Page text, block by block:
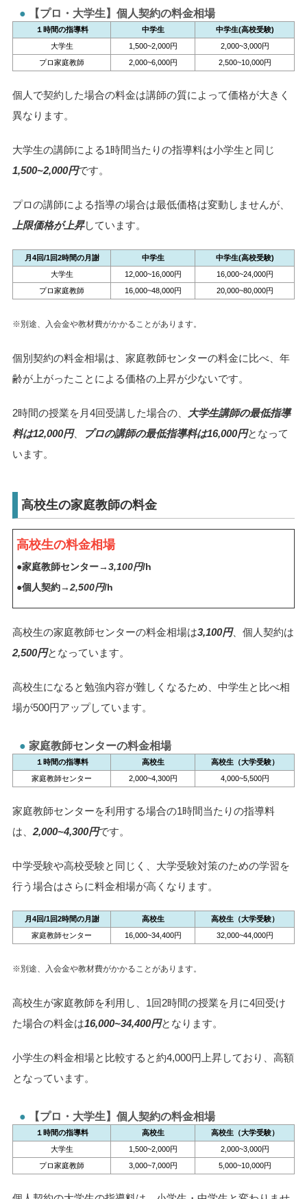
【プロ・大学生】個人契約の料金相場
１時間の指導料 中学生
中学生(高校受験)
大学生
1,500~2,000円
2,000~3,000円
プロ家庭教師
2,000~6,000円 2,500~10,000円
個人で契約した場合の料金は講師の質によって価格が大きく
異なります。
大学生の講師による1時間当たりの指導料は小学生と同じ
1,500~2,000円です。
プロの講師による指導の場合は最低価格は変動しませんが、
上限価格が上昇しています。
月4回/1回2時間の月謝 中学生
中学生(高校受験)
大学生
12,000~16,000円
16,000~24,000円
プロ家庭教師
16,000~48,000円 20,000~80,000円
※別途、入会金や教材費がかかることがあります。
個別契約の料金相場は、家庭教師センターの料金に比べ、年
齢が上がったことによる価格の上昇が少ないです。
2時間の授業を月4回受講した場合の、
大学生講師の最低指導
料は12,000円、 プロの講師の最低指導料は16,000円となって
います。
高校生の家庭教師の料金
高校生の料金相場
●家庭教師センター→3,100円/h
●個人契約→2,500円/h
高校生の家庭教師センターの料金相場は3,100円、個人契約は
2,500円となっています。
高校生になると勉強内容が難しくなるため、中学生と比べ相
場が500円アップしています。
家庭教師センターの料金相場
１時間の指導料 高校生
高校生（大学受験）
家庭教師センター
2,000~4,300円 4,000~5,500円
家庭教師センターを利用する場合の1時間当たりの指導料
は、 2,000~4,300円です。
中学受験や高校受験と同じく、大学受験対策のための学習を
行う場合はさらに料金相場が高くなります。
月4回/1回2時間の月謝 高校生
高校生（大学受験）
家庭教師センター
16,000~34,400円 32,000~44,000円
※別途、入会金や教材費がかかることがあります。
高校生が家庭教師を利用し、1回2時間の授業を月に4回受け
た場合の料金は16,000~34,400円となります。
小学生の料金相場と比較すると約4,000円上昇しており、高額
となっています。
【プロ・大学生】個人契約の料金相場
１時間の指導料 高校生
高校生（大学受験）
大学生
1,500~2,000円
2,000~3,000円
プロ家庭教師
3,000~7,000円 5,000~10,000円